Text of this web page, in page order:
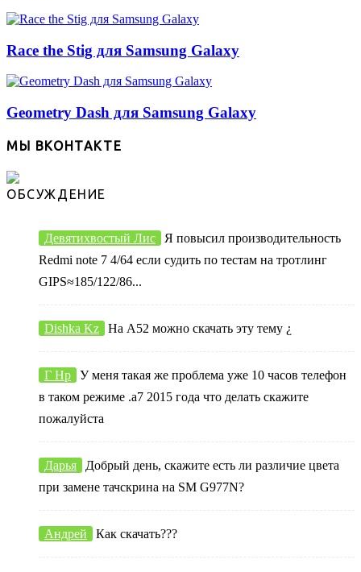
Race the Stig для Samsung Galaxy
Geometry Dash для Samsung Galaxy
МЫ ВКОНТАКТЕ
ОБСУЖДЕНИЕ
Девятихвостый Лис
Я повысил производительность
Redmi note 7 4/64 если судить по тестам на тротлинг
GIPS≈185/122/86...
Dishka Kz На А52 можно скачать эту тему ¿
Г Нр
У меня такая же проблема уже 10 часов телефон
в таком режиме .а7 2015 года что делать скажите
пожалуйста
Дарья
Добрый день, скажите есть ли различие цвета
при замене тачскрина на SM G977N?
Андрей Как скачать???